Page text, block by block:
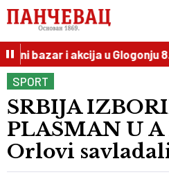
bazar i akcija u Glogonju 8.
SPORT
SRBIJA
PLASMAN U
Orlovi